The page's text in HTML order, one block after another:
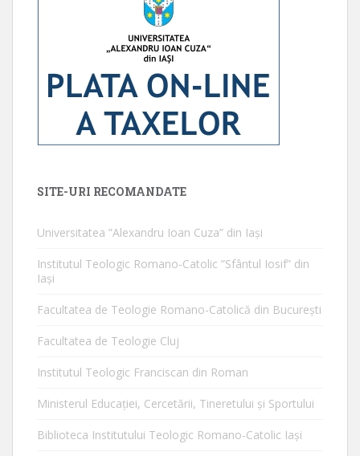
SITE-URI RECOMANDATE
Universitatea ”Alexandru Ioan Cuza” din Iaşi
Institutul Teologic Romano-Catolic ”Sfântul Iosif” din
Iaşi
Facultatea de Teologie Romano-Catolică din Bucureşti
Facultatea de Teologie Cluj
Institutul Teologic Franciscan din Roman
Ministerul Educaţiei, Cercetării, Tineretului şi Sportului
Biblioteca Institutului Teologic Romano-Catolic Iaşi